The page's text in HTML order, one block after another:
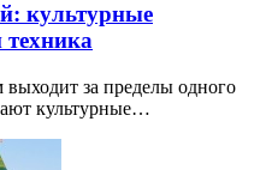
культурные
за пределы одного
культурные…